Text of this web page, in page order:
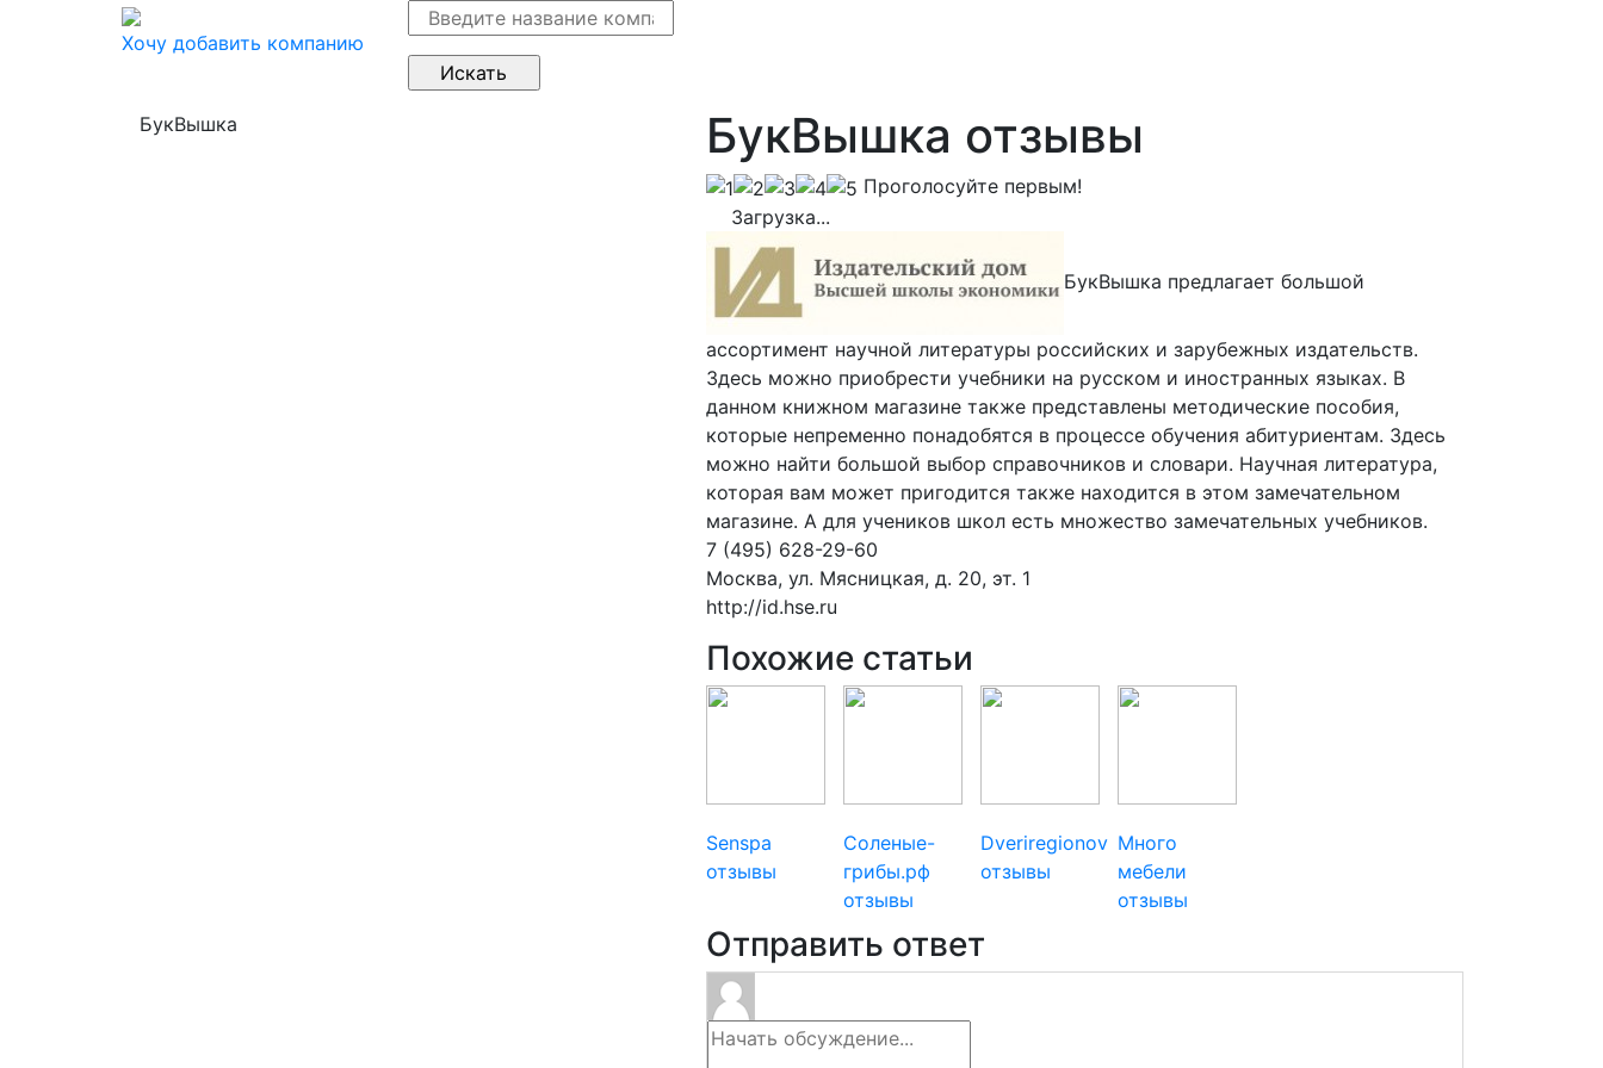
Хочу добавить компанию
БукВышка БукВышка отзывы
Проголосуйте первым!
Загрузка...
БукВышка предлагает большой
ассортимент научной литературы российских и зарубежных издательств.
Здесь можно приобрести учебники на русском и иностранных языках. В
данном книжном магазине также представлены методические пособия,
которые непременно понадобятся в процессе обучения абитуриентам. Здесь
можно найти большой выбор справочников и словари. Научная литература,
которая вам может пригодится также находится в этом замечательном
магазине. А для учеников школ есть множество замечательных учебников.
7 (495) 628-29-60
Москва, ул. Мясницкая, д. 20, эт. 1
http://id.hse.ru
Похожие статьи
Senspa
отзывы
Соленые-
грибы.рф
отзывы
Dveriregionov
отзывы
Много
мебели
отзывы
Отправить ответ